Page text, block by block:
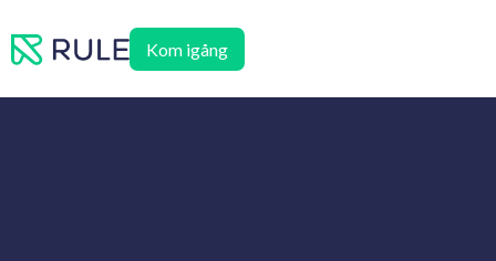
till
Kom igång